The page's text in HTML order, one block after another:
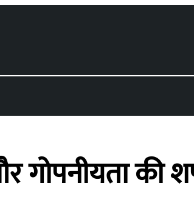
गोपनीयता की